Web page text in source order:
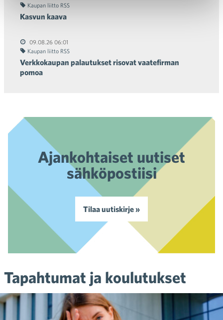
Kaupan liitto RSS
Kasvun kaava
09.08.26 06:01
Kaupan liitto RSS
Verkkokaupan palautukset risovat vaatefirman
pomoa
Ajankohtaiset uutiset
sähköpostiisi
Tilaa uutiskirje »
Tapahtumat ja koulutukset